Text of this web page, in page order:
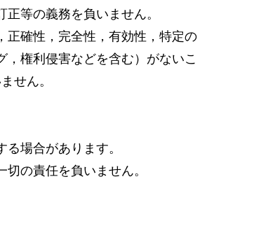
等の義務を負いません。
正確性，完全性，有効性，特定の
権利侵害などを含む）がないこ
せん。
場合があります。
の責任を負いません。